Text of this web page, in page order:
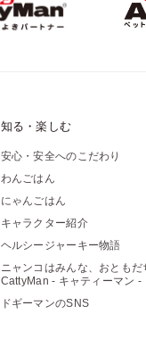
知る・楽しむ
安心・安全へのこだわり
わんごはん
にゃんごはん
キャラクター紹介
ヘルシージャーキー物語
ニャンコはみんな、おとも
CattyMan - キャティーマン -
ドギーマンのSNS